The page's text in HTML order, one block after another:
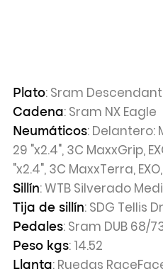
Plato: Sram Descendant
Cadena: Sram NX Eagle
Neumáticos: Delantero:
29 "x2.4", 3C MaxxGrip,
"x2.4", 3C MaxxTerra, EXO,
Sillín: WTB Silverado
Tija de sillín: SDG Tellis
Pedales: Sram DUB 68/
Peso kgs: 14.52
Llanta: Ruedas